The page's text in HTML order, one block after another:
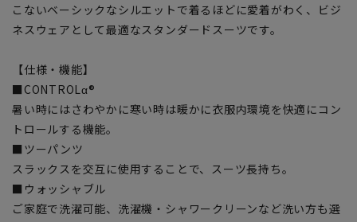
こないベーシックなシルエットで着るほどに愛着がわく、ビジ
ネスウェアとして最適なスタンダードスーツです。
【仕様・機能】
■CONTROLα®
暑い時にはさわやかに寒い時は暖かに衣服内環境を快適にコン
トロールする機能。
■ツーパンツ
スラックスを交互に使用することで、スーツ長持ち。
■ウォッシャブル
ご家庭で洗濯可能、洗濯機・シャワークリーンなど洗い方も選